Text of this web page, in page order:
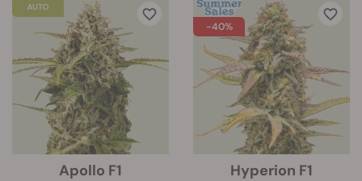
Apollo F1
-40%
Hyperion F1